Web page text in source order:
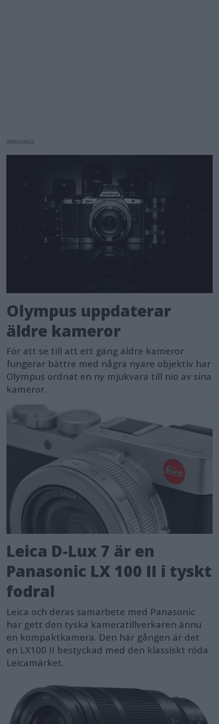
ANNONS
Olympus uppdaterar
äldre kameror
För att se till att ett gäng äldre kameror
fungerar bättre med några nyare objektiv har
Olympus ordnat en ny mjukvara till nio av sina
kameror.
Leica D-Lux 7 är en
Panasonic LX 100 II i tyskt
fodral
Leica och deras samarbete med Panasonic
har gett den tyska kameratillverkaren ännu
en kompaktkamera. Den här gången är det
en LX100 II bestyckad med den klassiskt röda
Leicamärket.